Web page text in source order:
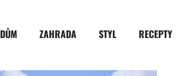
DŮM ZAHRADA STYL RECEPTY